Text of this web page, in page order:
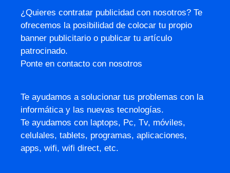
¿Quieres contratar publicidad con nosotros? Te
ofrecemos la posibilidad de colocar tu propio
banner publicitario o publicar tu artículo
patrocinado.
Ponte en contacto con nosotros
Te ayudamos a solucionar tus problemas con la
informática y las nuevas tecnologías.
Te ayudamos con laptops, Pc, Tv, móviles,
celulales, tablets, programas, aplicaciones,
apps, wifi, wifi direct, etc.